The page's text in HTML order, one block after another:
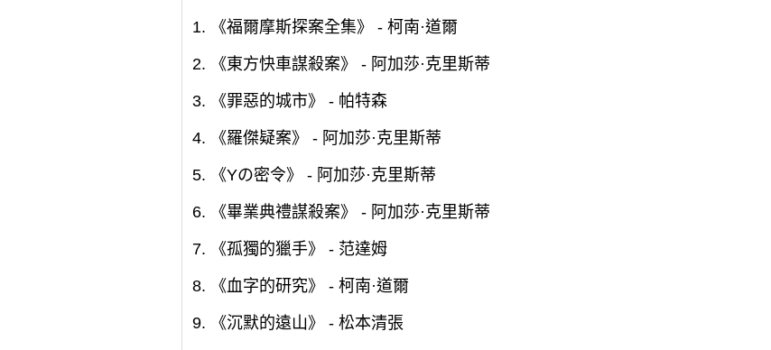
1. 《福爾摩斯探案全集》 - 柯南·道爾
2. 《東方快車謀殺案》 - 阿加莎·克里斯蒂
3. 《罪惡的城市》 - 帕特森
4. 《羅傑疑案》 - 阿加莎·克里斯蒂
5. 《Yの密令》 - 阿加莎·克里斯蒂
6. 《畢業典禮謀殺案》 - 阿加莎·克里斯蒂
7. 《孤獨的獵手》 - 范達姆
8. 《血字的研究》 - 柯南·道爾
9. 《沉默的遠山》 - 松本清張